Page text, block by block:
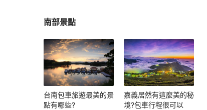
南部景點
台南包車旅遊最美的景
點有哪些?
嘉義居然有這麼美的秘
境?包車行程很可以